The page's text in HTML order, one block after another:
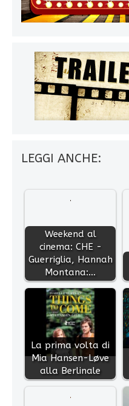
LEGGI ANCHE:
Weekend al
cinema: CHE -
Guerriglia, Hannah
Montana:…
La prima volta di
Mia Hansen-Løve
alla Berlinale